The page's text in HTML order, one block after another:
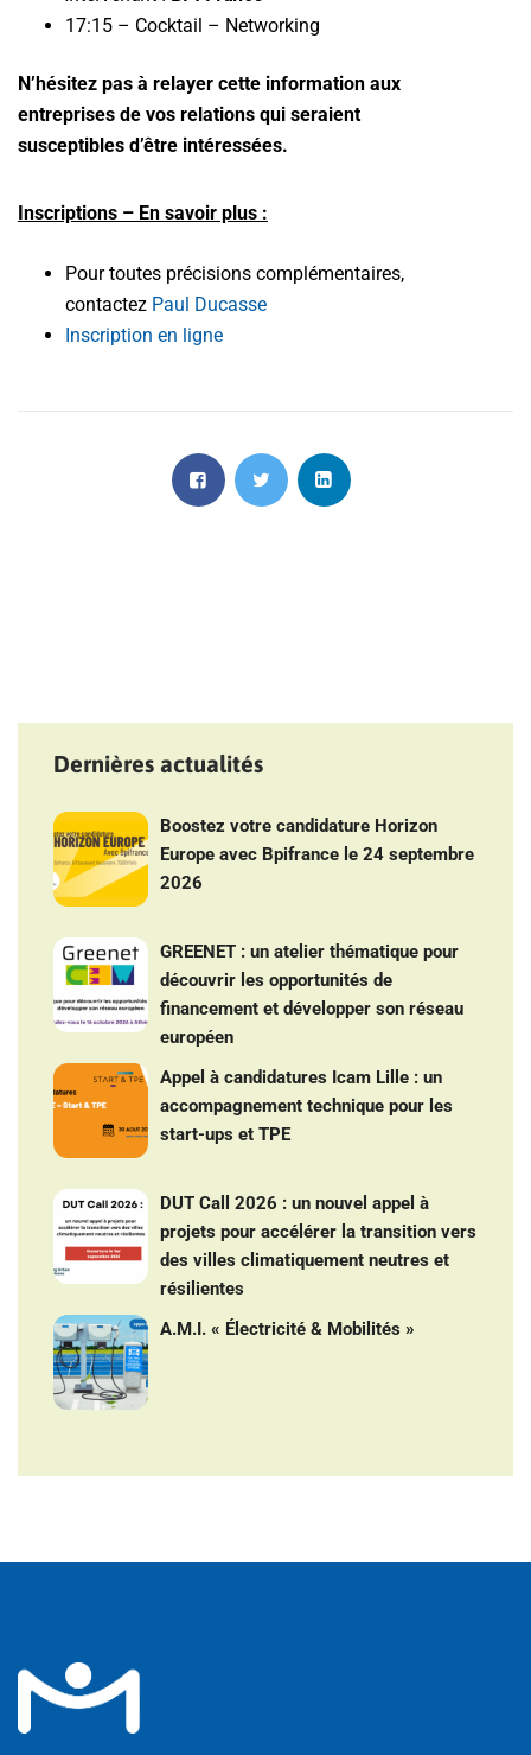
17:15 – Cocktail – Networking
N’hésitez pas à relayer cette information aux
entreprises de vos relations qui seraient
susceptibles d’être intéressées.
Inscriptions – En savoir plus :
Pour toutes précisions complémentaires,
contactez Paul Ducasse
Inscription en ligne
Dernières actualités
Boostez votre candidature Horizon
Europe avec Bpifrance le 24 septembre
2026
GREENET : un atelier thématique pour
découvrir les opportunités de
financement et développer son réseau
européen
Appel à candidatures Icam Lille : un
accompagnement technique pour les
start-ups et TPE
DUT Call 2026 : un nouvel appel à
projets pour accélérer la transition vers
des villes climatiquement neutres et
résilientes
A.M.I. « Électricité & Mobilités »